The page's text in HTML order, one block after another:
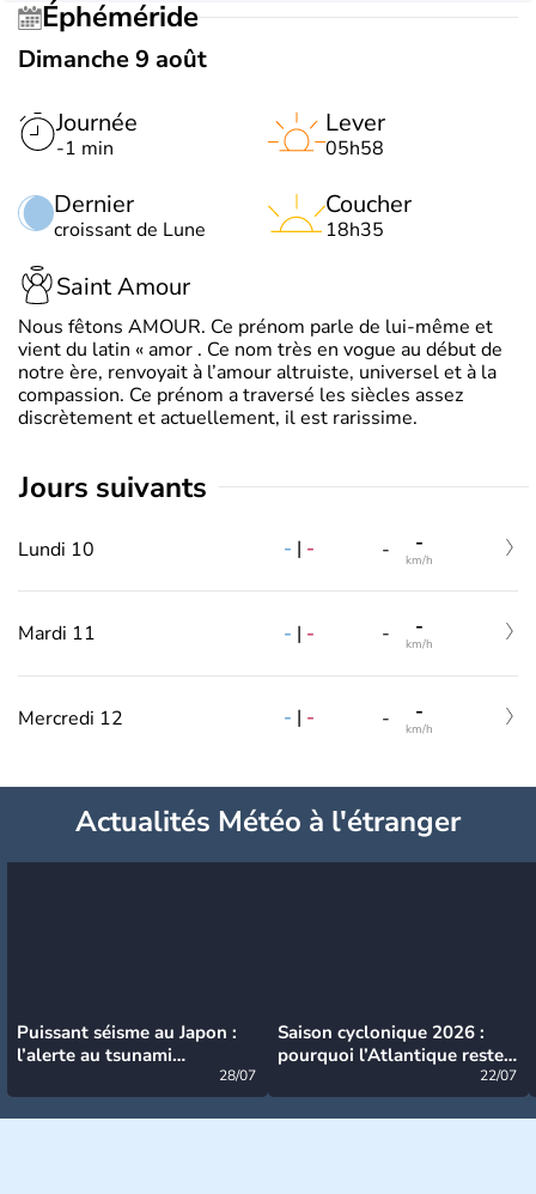
Éphéméride
Dimanche 9 août
Journée
-1 min
Dernier
croissant de Lune
Lever
05h58
Coucher
18h35
Saint Amour
Nous fêtons AMOUR. Ce prénom parle de lui-même et
vient du latin « amor . Ce nom très en vogue au début de
notre ère, renvoyait à l’amour altruiste, universel et à la
compassion. Ce prénom a traversé les siècles assez
discrètement et actuellement, il est rarissime.
jours suivants
Lundi 10 - | - - -
km/h
Mardi 11 - | - - -
km/h
Mercredi 12 - | - - -
km/h
Actualités Météo à l'étranger
Puissant séisme au Japon :
l’alerte au tsunami
28/07
Saison cyclonique 2026 :
pourquoi l’Atlantique reste
22/07